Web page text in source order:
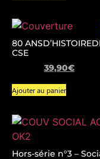
80
CSE
39,90€
Ajouter au panier
Hors-série n°3 –